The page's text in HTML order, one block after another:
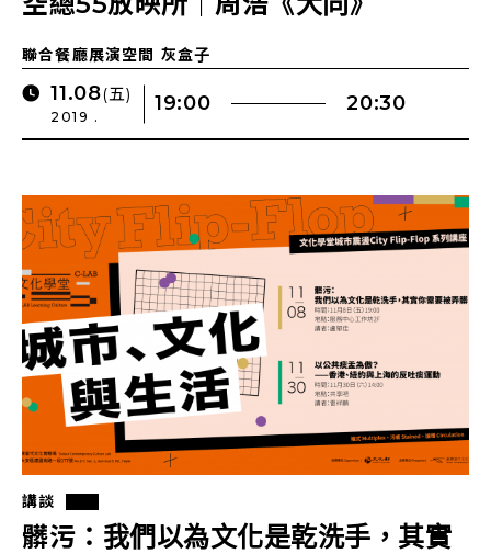
聯合餐廳展演空間 灰盒子
11.08(五)
2019 .
19:00 20:30
講談
髒污：我們以為文化是乾洗手，其實